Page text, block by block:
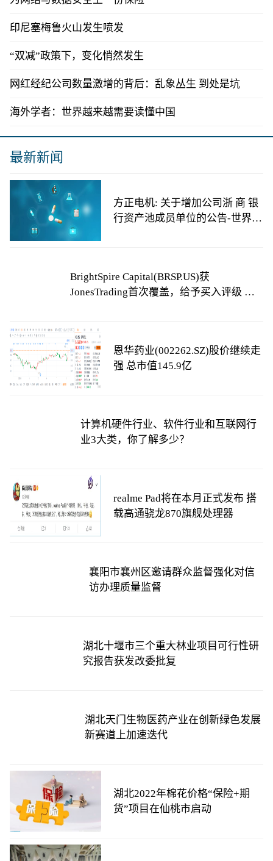
印尼塞梅鲁火山发生喷发
“双减”政策下，变化悄然发生
网红经纪公司数量激增的背后：乱象丛生 到处是坑
海外学者：世界越来越需要读懂中国
最新新闻
方正电机: 关于增加公司浙 商 银
行资产池成员单位的公告-世界热
BrightSpire Capital(BRSP.US)获
JonesTrading首次覆盖，给予买入评级 天
恩华药业(002262.SZ)股价继续走
强 总市值145.9亿
计算机硬件行业、软件行业和互联网行
业3大类，你了解多少？
realme Pad将在本月正式发布 搭
载高通骁龙870旗舰处理器
襄阳市襄州区邀请群众监督强化对信
访办理质量监督
湖北十堰市三个重大林业项目可行性研
究报告获发改委批复
湖北天门生物医药产业在创新绿色发展
新赛道上加速迭代
湖北2022年棉花价格“保险+期
货”项目在仙桃市启动